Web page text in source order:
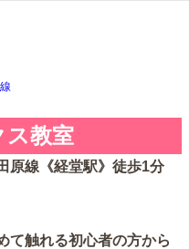
ス教室
原線《経堂駅》徒歩1分
て触れる初心者の方から